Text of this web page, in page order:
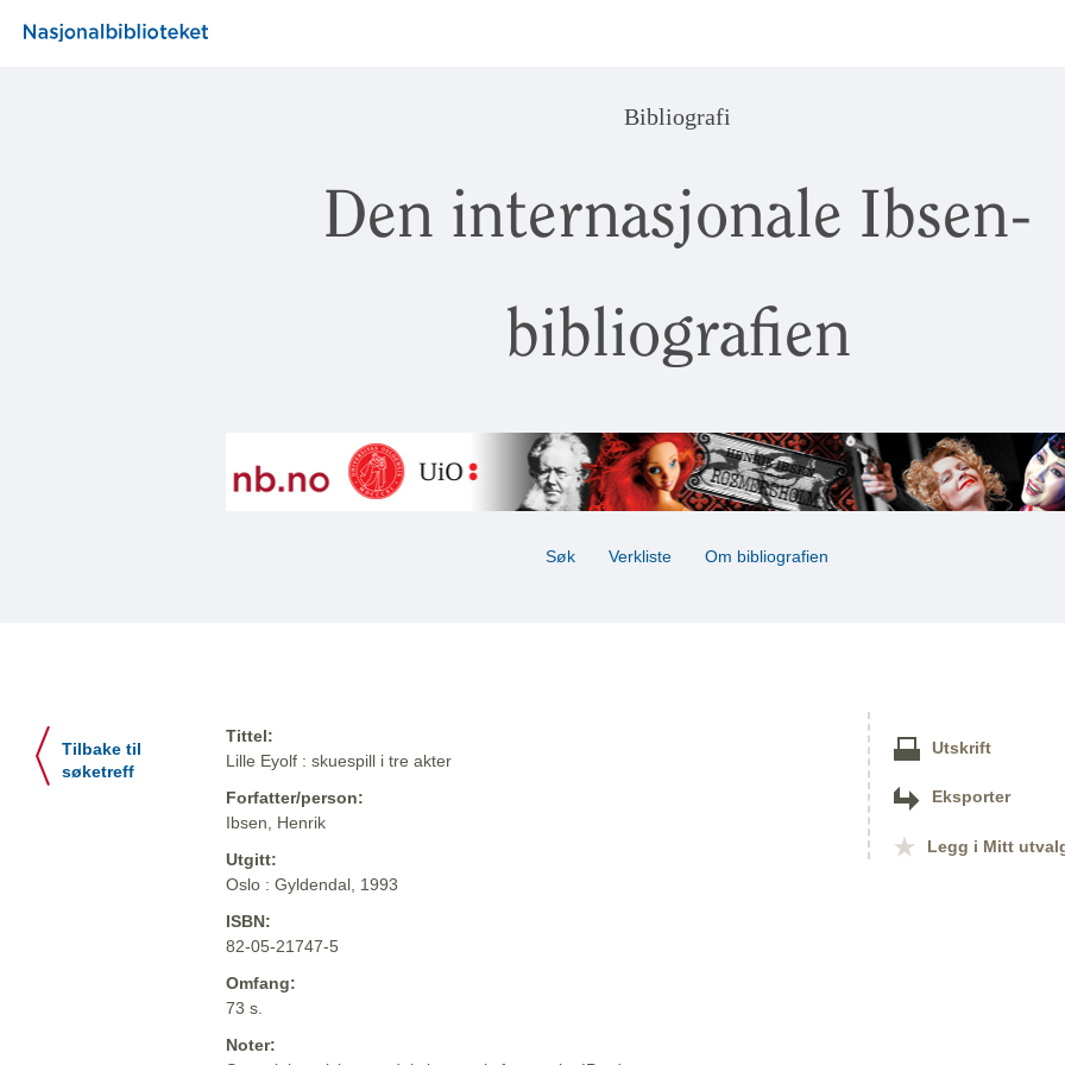
Bibliografi
Den internasjonale Ibsen-
bibliografien
Søk Verkliste Om bibliografien
Tilbake til
søketreff
Tittel:
Lille Eyolf : skuespill i tre akter
Forfatter/person:
Ibsen, Henrik
Utgitt:
Oslo : Gyldendal, 1993
ISBN:
82-05-21747-5
Omfang:
73 s.
Noter:
Utskrift
Eksporter
Legg i Mitt